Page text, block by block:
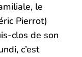
le
Pierrot)
clos de son
c’est